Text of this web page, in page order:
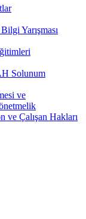
Yarışması
Solunum
ve
ve Çalışan Hakları